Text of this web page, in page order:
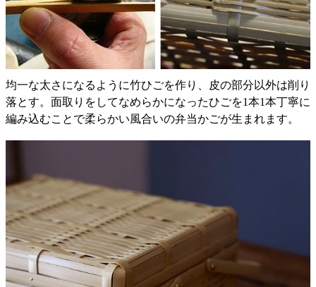
均一な太さになるように竹ひごを作り、皮の部分以外は削り
落とす。面取りをしてなめらかになったひごを1本1本丁寧に
編み込むことで柔らかい風合いの弁当かごが生まれます。